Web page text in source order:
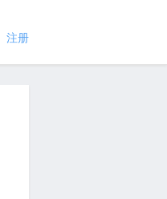
注册